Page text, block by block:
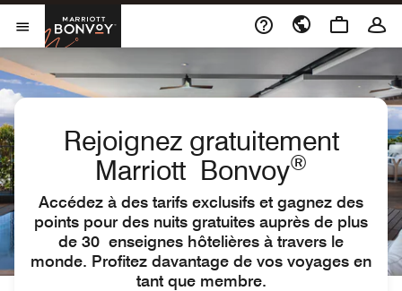
Skip to Content
Ouvrir le menu
Marriott Bonvoy
Rejoignez gratuitement
Marriott Bonvoy®
Accédez à des tarifs exclusifs et gagnez des
points pour des nuits gratuites auprès de plus
de 30 enseignes hôtelières à travers le
monde. Profitez davantage de vos voyages en
tant que membre.